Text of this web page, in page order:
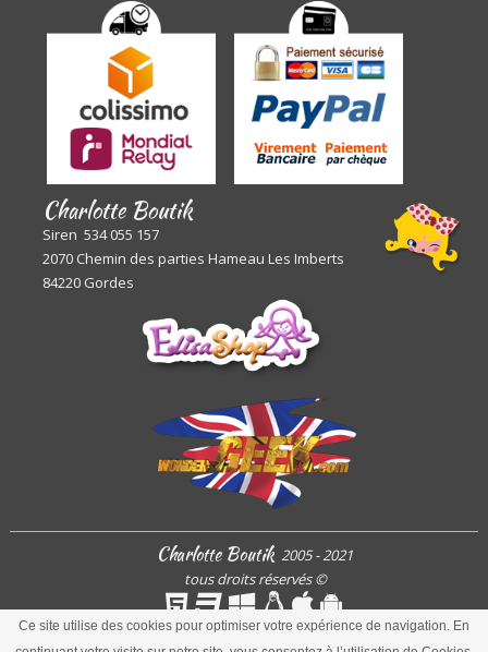
Ce site utilise des cookies pour optimiser votre expérience de navigation. En
Charlotte Boutik
Siren 534 055 157
2070 Chemin des parties Hameau Les Imberts
84220 Gordes
Charlotte Boutik 2005 - 2021
tous droits réservés©